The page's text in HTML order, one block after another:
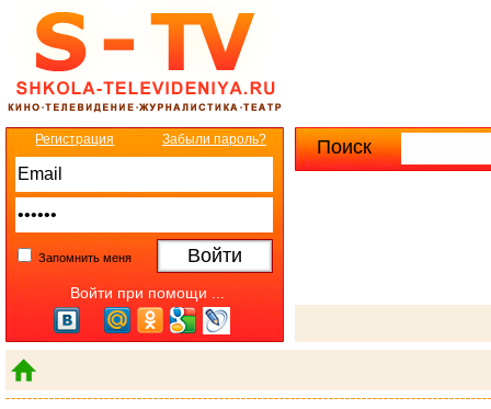
Поиск
Регистрация Забыли пароль?
Запомнить меня
Войти при помощи ...